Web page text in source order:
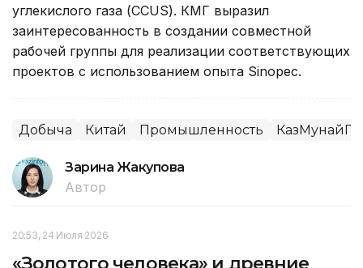
углекислого газа (CCUS). КМГ выразил
заинтересованность в создании совместной
рабочей группы для реализации соответствующих
проектов с использованием опыта Sinopec.
Добыча Китай Промышленность
Зарина Жакупова
Автор
20:53, 24 Июля 2026